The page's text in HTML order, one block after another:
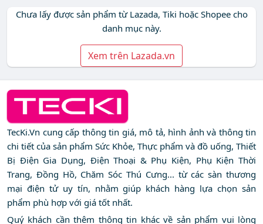
Chưa lấy được sản phẩm từ Lazada, Tiki hoặc Shopee cho
danh mục này.
Xem trên Lazada.vn
TecKi.Vn cung cấp thông tin giá, mô tả, hình ảnh và thông tin
chi tiết của sản phẩm Sức Khỏe, Thực phẩm và đồ uống, Thiết
Bị Điện Gia Dụng, Điện Thoại & Phụ Kiện, Phụ Kiện Thời
Trang, Đồng Hồ, Chăm Sóc Thú Cưng... từ các sàn thương
mại điện tử uy tín, nhằm giúp khách hàng lựa chọn sản
phẩm phù hợp với giá tốt nhất.
Quý khách cần thêm thông tin khác về sản phẩm vui lòng